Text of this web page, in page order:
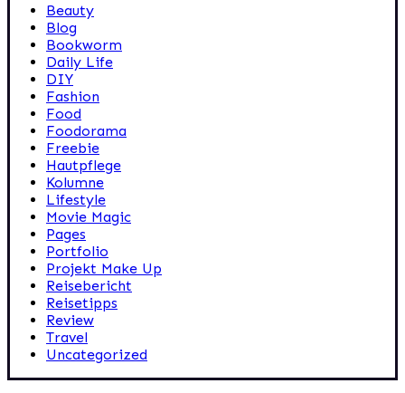
Beauty
Blog
Bookworm
Daily Life
DIY
Fashion
Food
Foodorama
Freebie
Hautpflege
Kolumne
Lifestyle
Movie Magic
Pages
Portfolio
Projekt Make Up
Reisebericht
Reisetipps
Review
Travel
Uncategorized